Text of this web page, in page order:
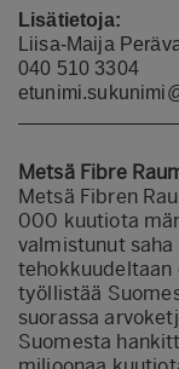
Lisätietoja:
Liisa-Maija
040 510 3304
Metsä Fibre
Metsä Fibren
000 kuutiota
valmistunut
tehokkuudeltaan
työllistää
suorassa
Suomesta